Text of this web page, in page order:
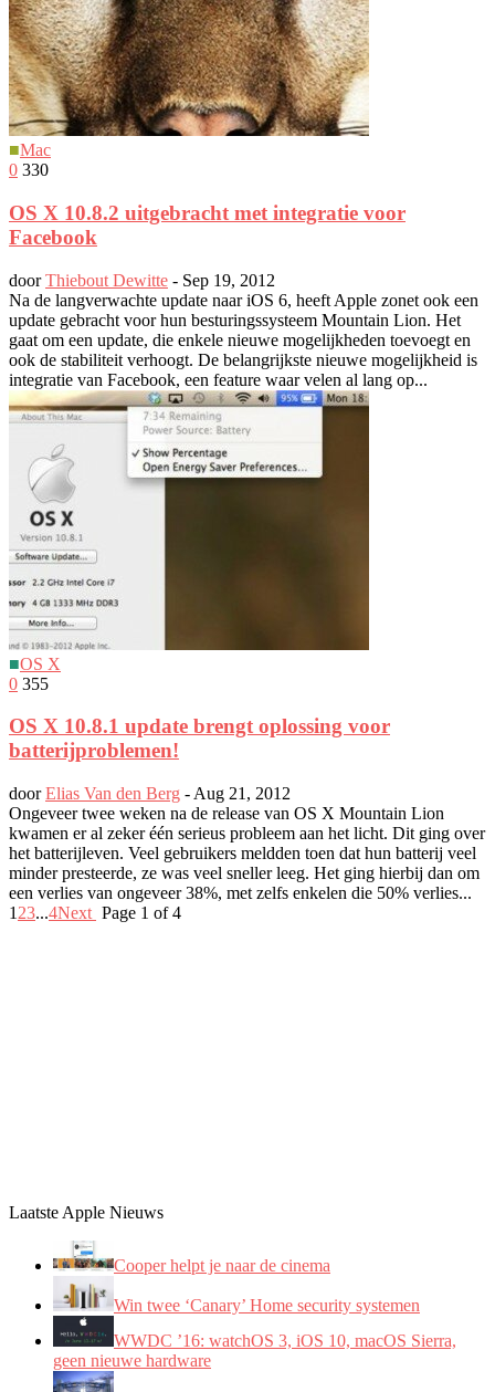
■Mac
0 330
OS X 10.8.2 uitgebracht met integratie voor
Facebook
doorThiebout Dewitte - Sep 19, 2012
Na de langverwachte update naar iOS 6, heeft Apple zonet ook een
update gebracht voor hun besturingssysteem Mountain Lion. Het
gaat om een update, die enkele nieuwe mogelijkheden toevoegt en
ook de stabiliteit verhoogt. De belangrijkste nieuwe mogelijkheid is
integratie van Facebook, een feature waar velen al lang op...
■OS X
0 355
OS X 10.8.1 update brengt oplossing voor
batterijproblemen!
doorElias Van den Berg - Aug 21, 2012
Ongeveer twee weken na de release van OS X Mountain Lion
kwamen er al zeker één serieus probleem aan het licht. Dit ging over
het batterijleven. Veel gebruikers meldden toen dat hun batterij veel
minder presteerde, ze was veel sneller leeg. Het ging hierbij dan om
een verlies van ongeveer 38%, met zelfs enkelen die 50% verlies...
1 23...4Next Page 1 of 4
Laatste Apple Nieuws
Cooper helpt je naar de cinema
Win twee ‘Canary’ Home security systemen
WWDC ’16: watchOS 3, iOS 10, macOS Sierra,
geen nieuwe hardware